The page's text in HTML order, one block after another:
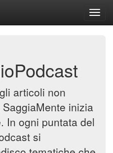
articoli non
inizia
In ogni puntata del
si